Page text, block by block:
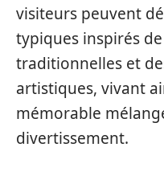
visiteurs peuvent
typiques inspirés
traditionnelles et
artistiques, vivant
mémorable
divertissement.